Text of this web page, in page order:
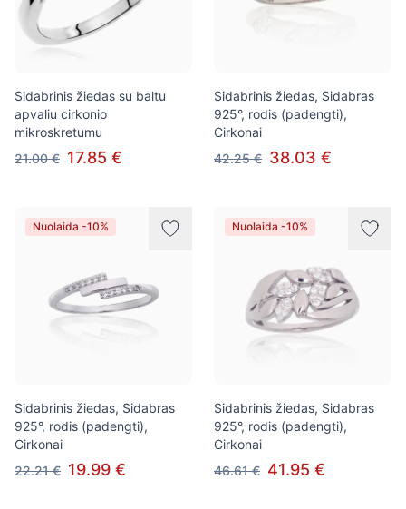
Sidabrinis žiedas su baltu
apvaliu cirkonio
mikroskretumu
21.00 € 17.85 €
Sidabrinis žiedas, Sidabras
925°, rodis (padengti),
Cirkonai
42.25 € 38.03 €
Nuolaida -10%
Sidabrinis žiedas, Sidabras
925°, rodis (padengti),
Cirkonai
22.21 € 19.99 €
Nuolaida -10%
Sidabrinis žiedas, Sidabras
925°, rodis (padengti),
Cirkonai
46.61 € 41.95 €